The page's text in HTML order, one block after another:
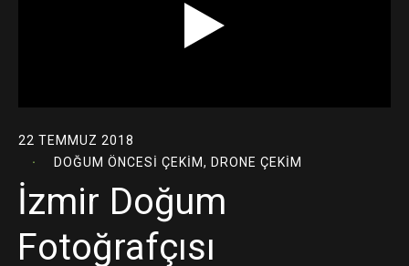
22 TEMMUZ 2018
DOĞUM ÖNCESI ÇEKIM, DRONE ÇEKIM
İzmir Doğum
Fotoğrafçısı